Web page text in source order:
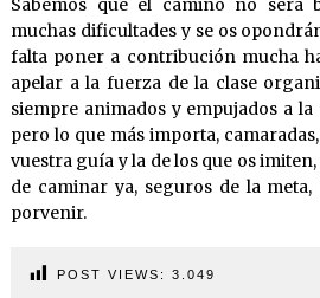
Sabemos que el camino no será
muchas dificultades y se os
falta poner a contribución mucha
apelar a la fuerza de la clase
siempre animados y empujados a
pero lo que más importa,
vuestra guía y la de los que os
de caminar ya, seguros de la
porvenir.
POST VIEWS: 3.049